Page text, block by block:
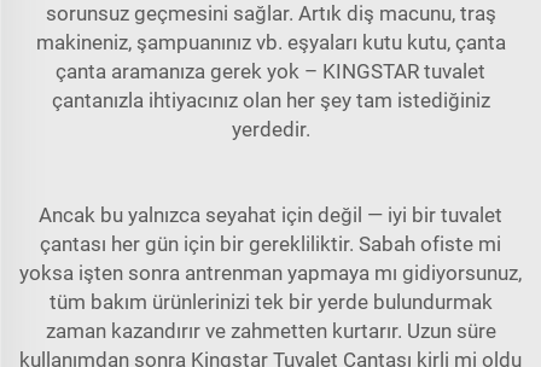
sorunsuz geçmesini sağlar. Artık diş macunu, traş
makineniz, şampuanınız vb. eşyaları kutu kutu, çanta
çanta aramanıza gerek yok – KINGSTAR tuvalet
çantanızla ihtiyacınız olan her şey tam istediğiniz
yerdedir.
Ancak bu yalnızca seyahat için değil — iyi bir tuvalet
çantası her gün için bir gerekliliktir. Sabah ofiste mi
yoksa işten sonra antrenman yapmaya mı gidiyorsunuz,
tüm bakım ürünlerinizi tek bir yerde bulundurmak
zaman kazandırır ve zahmetten kurtarır. Uzun süre
kullanımdan sonra Kingstar Tuvalet Çantası kirli mi oldu